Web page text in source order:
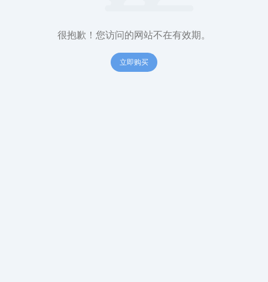
很抱歉！您访问的网站不在有效期。
立即购买